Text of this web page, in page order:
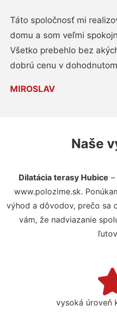
Táto spoločnosť mi
domu a som veľmi
Všetko prebehlo bez
dobrú cenu v
MIROSLAV
Naše
Dilatácia terasy Hubice
www.polozime.sk.
výhod a dôvodov, prečo sa
vám, že nadviazanie
vysoká úroveň